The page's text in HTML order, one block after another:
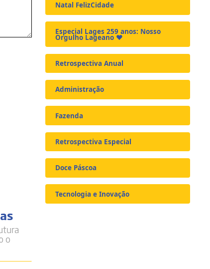
o
Natal FelizCidade
Especial Lages 259 anos: Nosso
Orgulho Lageano ❤️
Retrospectiva Anual
Administração
Fazenda
Retrospectiva Especial
Doce Páscoa
Tecnologia e Inovação